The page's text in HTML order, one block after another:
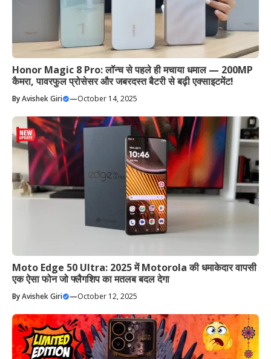
Honor Magic 8 Pro: लॉन्च से पहले ही मचाया धमाल — 200MP
कैमरा, पावरफुल प्रोसेसर और जबरदस्त बैटरी से बढ़ी एक्साइटमेंट!
ByAvishek Giri —October 14, 2025
Moto Edge 50 Ultra: 2025 में Motorola की धमाकेदार वापसी
एक ऐसा फोन जो फ्लैगशिप का मतलब बदल देगा
ByAvishek Giri —October 12, 2025